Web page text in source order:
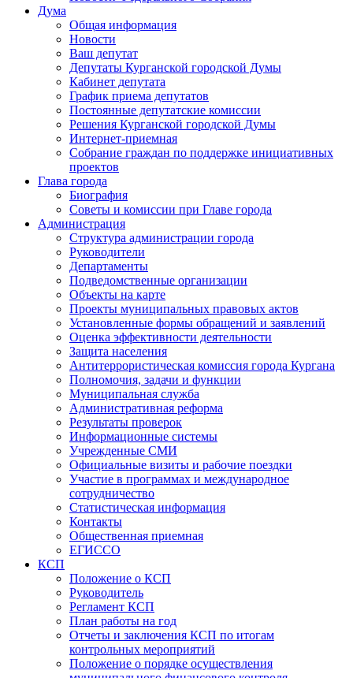
Дума
Общая информация
Новости
Ваш депутат
Депутаты Курганской городской Думы
Кабинет депутата
График приема депутатов
Постоянные депутатские комиссии
Решения Курганской городской Думы
Интернет-приемная
Собрание граждан по поддержке инициативных
проектов
Глава города
Биография
Советы и комиссии при Главе города
Администрация
Структура администрации города
Руководители
Департаменты
Подведомственные организации
Объекты на карте
Проекты муниципальных правовых актов
Установленные формы обращений и заявлений
Оценка эффективности деятельности
Защита населения
Антитеррористическая комиссия города Кургана
Полномочия, задачи и функции
Муниципальная служба
Административная реформа
Результаты проверок
Информационные системы
Учрежденные СМИ
Официальные визиты и рабочие поездки
Участие в программах и международное
сотрудничество
Статистическая информация
Контакты
Общественная приемная
ЕГИССО
КСП
Положение о КСП
Руководитель
Регламент КСП
План работы на год
Отчеты и заключения КСП по итогам
контрольных мероприятий
Положение о порядке осуществления